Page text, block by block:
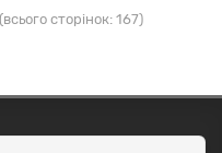
сторінок: 167)